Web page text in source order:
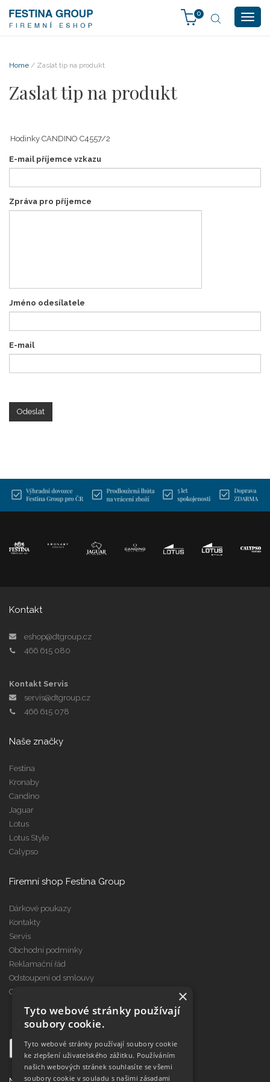
0
Home / Zaslat tip na produkt
Zaslat tip na produkt
E-mail příjemce vzkazu
Zpráva pro příjemce
Jméno odesílatele
E-mail
Odeslat
Kontakt
eshop@dtgroup.cz
466 615 080
Kontakt Servis
servis@dtgroup.cz
466 615 078
Naše značky
Festina
Kronaby
Candino
Jaguar
Lotus
Lotus Style
Calypso
Firemní shop Festina Group
Dárkové poukazy
Kontakty
Servis
Obchodní podmínky
Reklamační řád
Odstoupení od smlouvy
Cookies
×
Tyto webové stránky používají
soubory cookie.
Tyto webové stránky používají soubory cookie
ke zlepšení uživatelského zážitku. Používáním
našich webových stránek souhlasíte se všemi
soubory cookie v souladu s našimi zásadami